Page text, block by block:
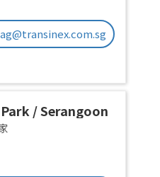
/ Serangoon
/ Available